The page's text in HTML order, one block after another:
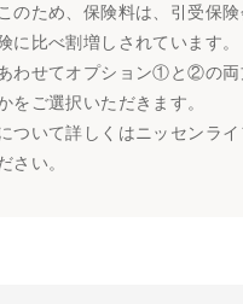
のため、保険料は、引受保
に比べ割増しされています。
わせてオプション①と②の両
をご選択いただきます。
ついて詳しくはニッセンライ
さい。